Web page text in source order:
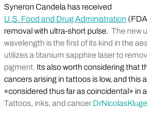
Syneron Candela has received
U.S. Food and Drug Administration
removal with ultra-short pulse. The new
wavelength is the first of its kind in the
utilizes a titanium sapphire laser to
pigment. Its also worth considering that
cancers arising in tattoos is low, and this
«considered thus far as coincidental» in
Tattoos, inks, and cancer DrNicolas